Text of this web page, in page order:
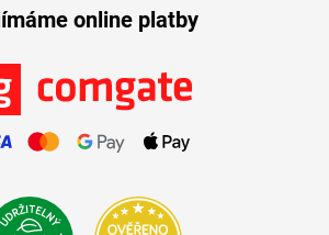
online platby